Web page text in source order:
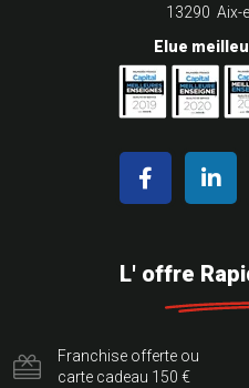
13290 Aix-
Elue
L' offre
Franchise offerte ou
carte cadeau 150 €